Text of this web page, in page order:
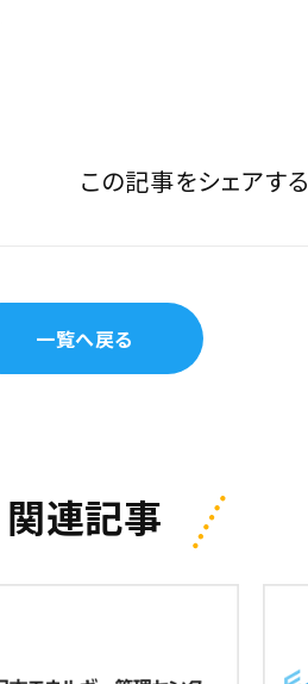
この記事をシェアする
一覧へ戻る
関連記事